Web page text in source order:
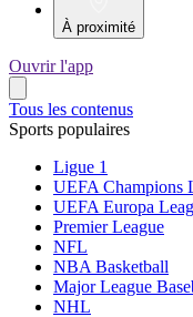
À proximité
Ouvrir l'app
Tous les contenus
Sports populaires
Ligue 1
UEFA Champions
UEFA Europa
Premier League
NFL
NBA Basketball
Major League
NHL